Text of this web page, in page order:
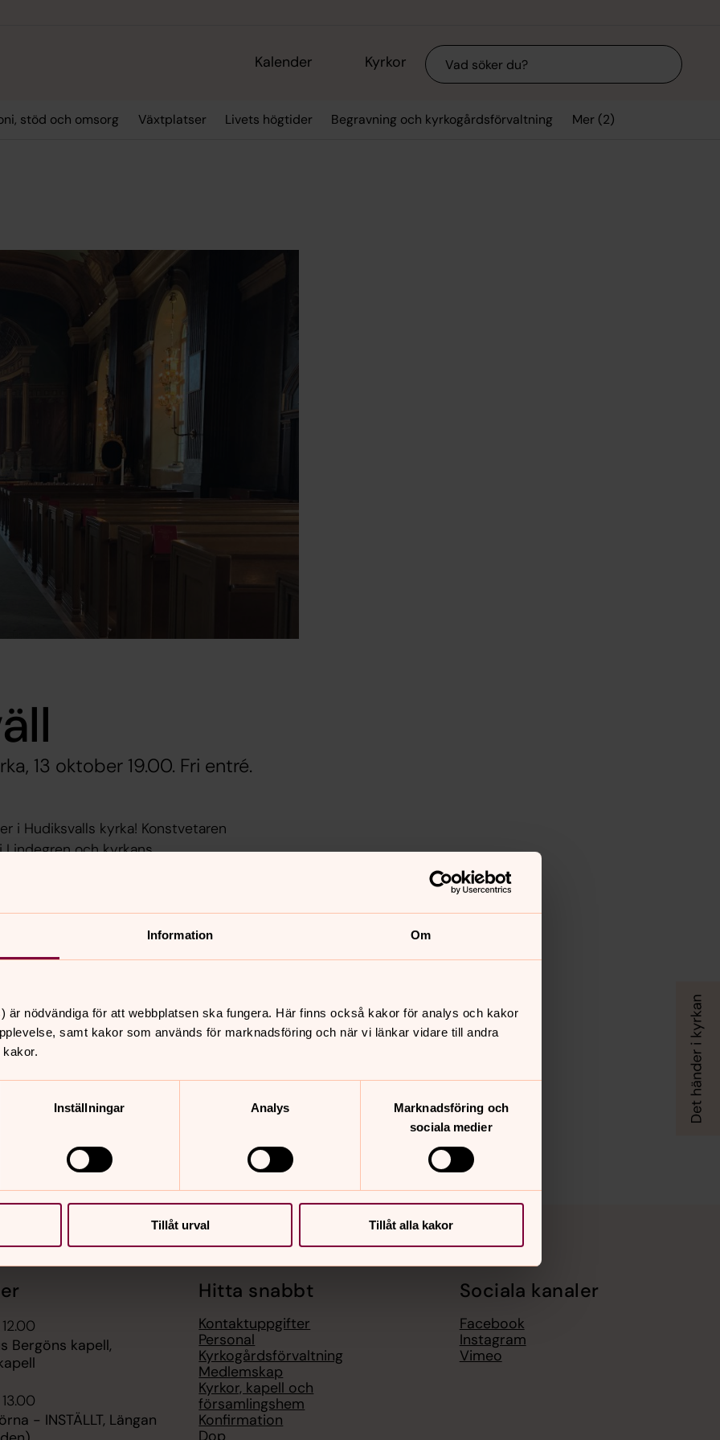
Information Om
är nödvändiga för att webbplatsen ska fungera. Här finns också kakor för analys och kakor
samt kakor som används för marknadsföring och när vi länkar vidare till andra
Inställningar Analys
Marknadsföring och
sociala medier
Tillåt urval Tillåt alla kakor
Kalender Kyrkor Sök
stöd och omsorg Växtplatser Livets högtider Begravning och kyrkogårdsförvaltning Mer (2)
13 oktober 19.00. Fri entré.
i Hudiksvalls kyrka! Konstvetaren
och kyrkans
Franzén lyfter fram några av
om Hans Franssons måleri på
med Hudiksvallsbygdens
museet på e-post
01
Bergöns kapell,
- INSTÄLLT, Längan
Hitta snabbt
Kontaktuppgifter
Personal
Kyrkogårdsförvaltning
Medlemskap
Kyrkor, kapell och
församlingshem
Konfirmation
Dop
Sociala kanaler
Facebook
Instagram
Vimeo